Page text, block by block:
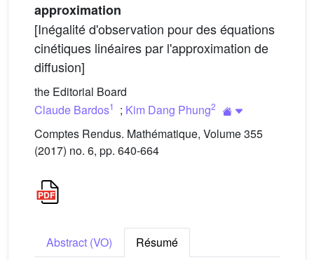
approximation
[Inégalité d'observation pour des équations
cinétiques linéaires par l'approximation de
diffusion]
the Editorial Board
Claude Bardos1 ; Kim Dang Phung2
Comptes Rendus. Mathématique, Volume 355
(2017) no. 6, pp. 640-664
Abstract (VO)
Résumé